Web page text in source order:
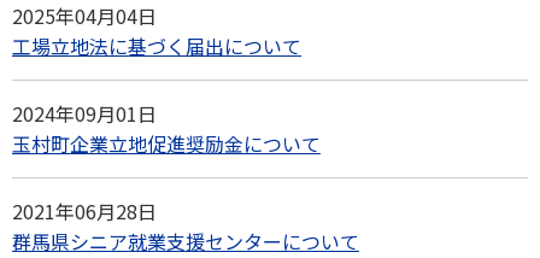
2025年04月04日
工場立地法に基づく届出について
2024年09月01日
玉村町企業立地促進奨励金について
2021年06月28日
群馬県シニア就業支援センターについて